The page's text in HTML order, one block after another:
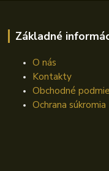
Základné
O nás
Kontakty
Obchodné
Ochrana súkromia